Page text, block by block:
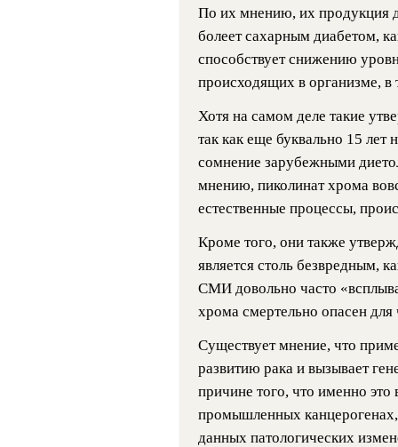
По их мнению, их продукция
болеет сахарным диабетом,
способствует снижению
происходящих в организме,
Хотя на самом деле такие
так как еще буквально 15 лет
сомнение зарубежными
мнению, пиколинат хрома
естественные процессы,
Кроме того, они также
является столь безвредным,
СМИ довольно часто
хрома смертельно опасен для
Существует мнение, что
развитию рака и вызывает
причине того, что именно
промышленных
данных патологических